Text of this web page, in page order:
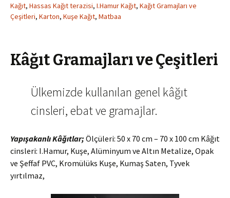
Kağıt, Hassas Kağıt terazisi, I.Hamur Kağıt, Kağıt Gramajları ve
Çeşitleri, Karton, Kuşe Kağıt, Matbaa
Kâğıt Gramajları ve Çeşitleri
Ülkemizde kullanılan genel kâğıt
cinsleri, ebat ve gramajlar.
Yapışakanlı Kâğıtlar; Ölçüleri: 50 x 70 cm – 70 x 100 cm Kâğıt
cinsleri: I.Hamur, Kuşe, Alüminyum ve Altın Metalize, Opak
ve Şeffaf PVC, Kromülüks Kuşe, Kumaş Saten, Tyvek
yırtılmaz,